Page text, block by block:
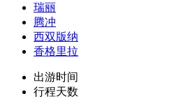
瑞丽
腾冲
西双版纳
香格里拉
出游时间
行程天数